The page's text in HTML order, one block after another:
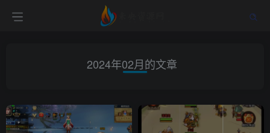
2024年02月的文章